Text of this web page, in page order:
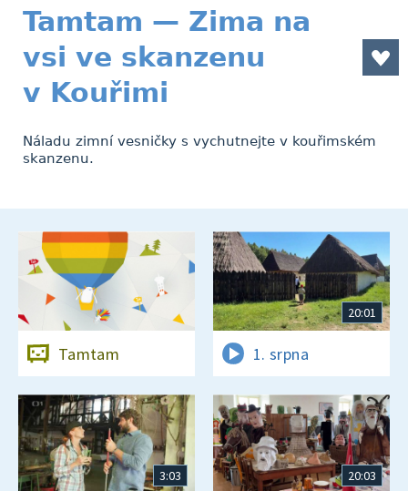
Tamtam — Zima na
vsi ve skanzenu
v Kouřimi
Náladu zimní vesničky s vychutnejte v kouřimském
skanzenu.
Tamtam
20:01
1. srpna
3:03 20:03